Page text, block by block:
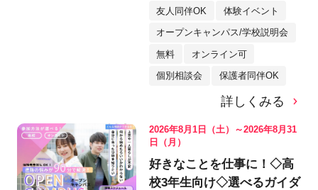
友人同伴OK 体験イベント
オープンキャンパス/学校説明会
無料 オンライン可
個別相談会 保護者同伴OK
詳しくみる
2026年8月1日（土）～2026年8月31
日（月）
好きなことを仕事に！◇高
校3年生向け◇選べるガイダ